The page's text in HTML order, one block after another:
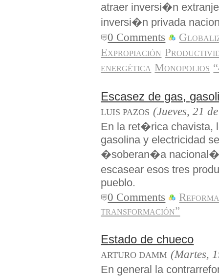
atraer inversi�n
inversi�n privada
0 Comments
Expropiación
energética Monopolios
Escasez de gas,
LUIS PAZOS (Jueves, 21
En la ret�rica chavista,
gasolina y electricidad
�soberan�a
escasear esos tres
pueblo.
0 Comments
transformación”
Estado de chueco
ARTURO DAMM (Martes,
En general la